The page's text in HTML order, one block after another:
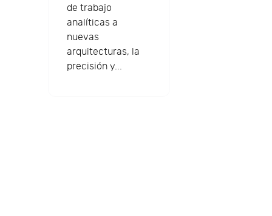
de trabajo
analíticas a
nuevas
arquitecturas, la
precisión y...